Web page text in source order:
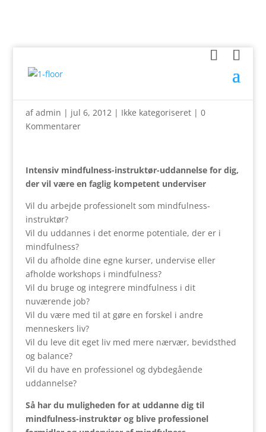
afadmin | jul 6, 2012| Ikke kategoriseret| 0
Kommentarer
Intensiv mindfulness-instruktør-uddannelse for dig,
der vil være en faglig kompetent underviser
Vil du arbejde professionelt som mindfulness-
instruktør?
Vil du uddannes i det enorme potentiale, der er i
mindfulness?
Vil du afholde dine egne kurser, undervise eller
afholde workshops i mindfulness?
Vil du bruge og integrere mindfulness i dit
nuværende job?
Vil du være med til at gøre en forskel i andre
menneskers liv?
Vil du leve dit eget liv med mere nærvær, bevidsthed
og balance?
Vil du have en professionel og dybdegående
uddannelse?
Så har du muligheden for at uddanne dig til
mindfulness-instruktør og blive professionel